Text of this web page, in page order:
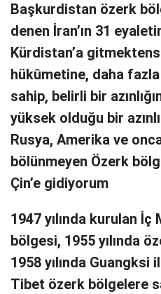
Başkurdistan özerk
denen İran’ın 31
Kürdistan’a
hükûmetine, daha
sahip, belirli bir
yüksek olduğu bir
Rusya, Amerika ve
bölünmeyen Özerk
Çin’e gidiyorum
1947 yılında kurulan
bölgesi, 1955 yılında
1958 yılında Guangksi
Tibet özerk bölgelere